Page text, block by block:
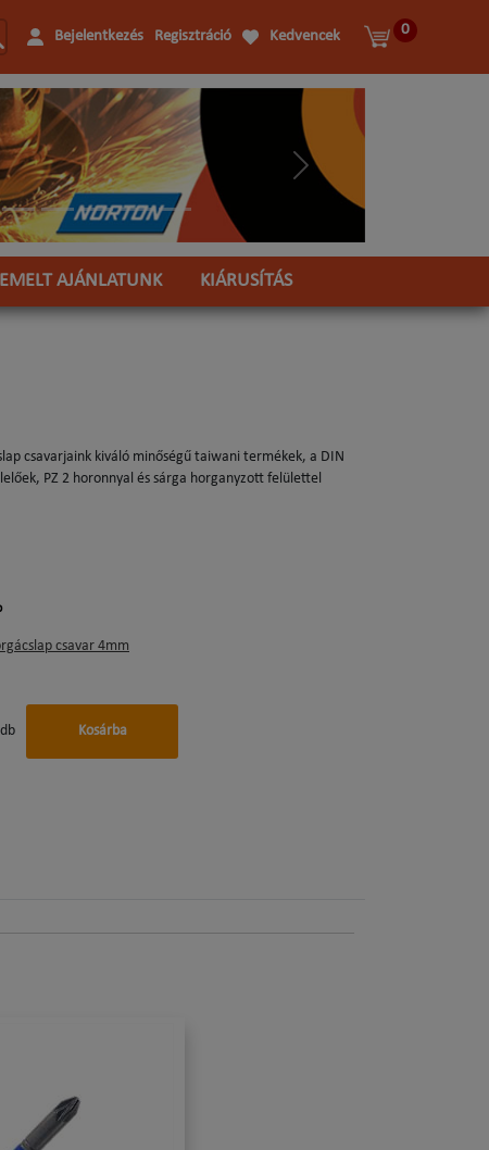
Bejelentkezés Regisztráció Kedvencek 0
Következő
AJÁNLATUNK KIÁRUSÍTÁS
csavarjaink kiváló minőségű taiwani termékek, a DIN
PZ 2 horonnyal és sárga horganyzott felülettel
csavar 4mm
db Kosárba